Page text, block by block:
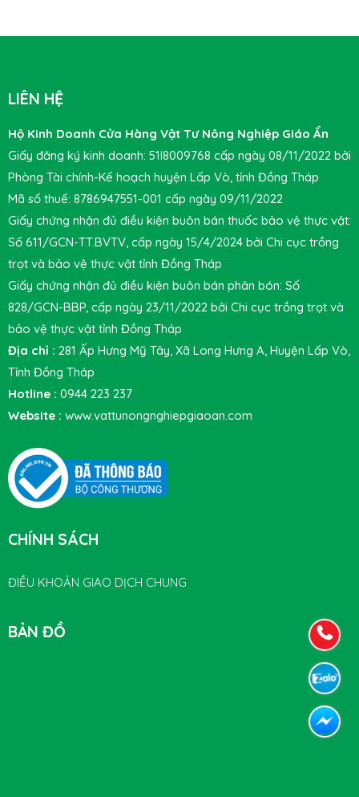
LIÊN HỆ
Hộ Kinh Doanh Cửa Hàng Vật Tư Nông Nghiệp Giáo Ẩn
Giấy đăng ký kinh doanh: 51I8009768 cấp ngày 08/11/2022 bởi
Phòng Tài chính-Kế hoạch huyện Lấp Vò, tỉnh Đồng Tháp
Mã số thuế: 8786947551-001 cấp ngày 09/11/2022
Giấy chứng nhận đủ điều kiện buôn bán thuốc bảo vệ thực vật:
Số 611/GCN-TT.BVTV, cấp ngày 15/4/2024 bởi Chi cục trồng
trọt và bảo vệ thực vật tỉnh Đồng Tháp
Giấy chứng nhận đủ điều kiện buôn bán phân bón: Số
828/GCN-BBP, cấp ngày 23/11/2022 bởi Chi cục trồng trọt và
bảo vệ thực vật tỉnh Đồng Tháp
Địa chỉ : 281 Ấp Hưng Mỹ Tây, Xã Long Hưng A, Huyện Lấp Vò,
Tỉnh Đồng Tháp
Hotline : 0944 223 237
Website : www.vattunongnghiepgiaoan.com
CHÍNH SÁCH
ĐIỀU KHOẢN GIAO DỊCH CHUNG
BẢN ĐỒ